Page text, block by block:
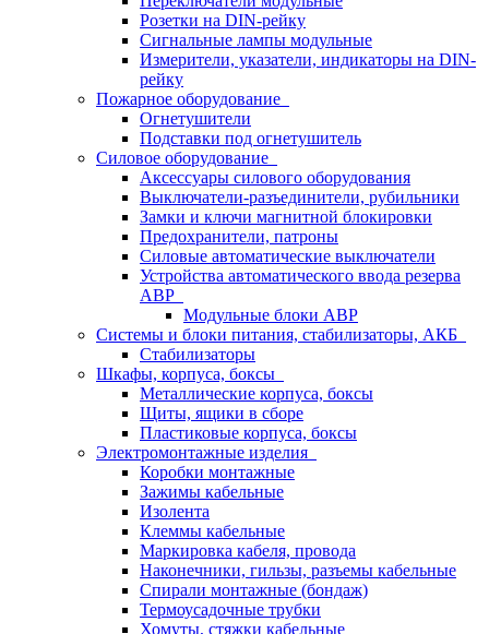
Розетки на DIN-рейку
Сигнальные лампы модульные
Измерители, указатели, индикаторы на DIN-
рейку
Пожарное оборудование
Огнетушители
Подставки под огнетушитель
Силовое оборудование
Аксессуары силового оборудования
Выключатели-разъединители, рубильники
Замки и ключи магнитной блокировки
Предохранители, патроны
Силовые автоматические выключатели
Устройства автоматического ввода резерва
АВР
Модульные блоки АВР
Системы и блоки питания, стабилизаторы, АКБ
Стабилизаторы
Шкафы, корпуса, боксы
Металлические корпуса, боксы
Щиты, ящики в сборе
Пластиковые корпуса, боксы
Электромонтажные изделия
Коробки монтажные
Зажимы кабельные
Изолента
Клеммы кабельные
Маркировка кабеля, провода
Наконечники, гильзы, разъемы кабельные
Спирали монтажные (бондаж)
Термоусадочные трубки
Хомуты, стяжки кабельные